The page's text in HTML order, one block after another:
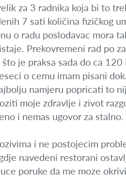
za 3 radnika koja bi to
7 sati količina fizičkog
o radu poslodavac mora
Prekovremeni rad po
je praksa sada do ca
o cemu imam pisani
namjeru popricati to
moje zdravlje i zivot
i nemas ugovor za
i ne postojecim
navedeni restorani
poruke da me moze